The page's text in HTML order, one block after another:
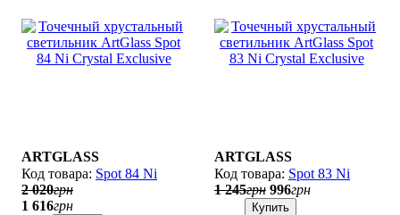
ARTGLASS
Spot 84 Ni
2 020грн
1 616грн
ARTGLASS
Spot 83 Ni
1 245грн 996грн
Купить